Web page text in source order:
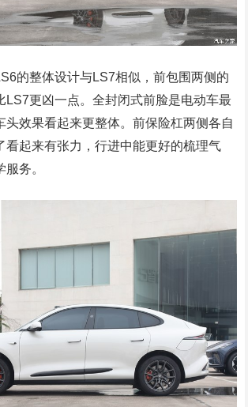
的整体设计与LS7相似，前包围两侧的
LS7更凶一点。全封闭式前脸是电动车最
头效果看起来更整体。前保险杠两侧各自
看起来有张力，行进中能更好的梳理气
务。